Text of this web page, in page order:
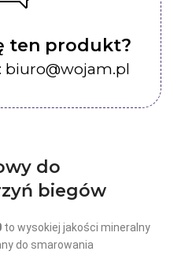
ten produkt?
biuro@wojam.pl
do
biegów
to wysokiej jakości mineralny
do smarowania